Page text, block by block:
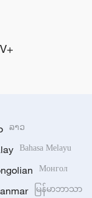
ລາວ
Bahasa Melayu
Монгол
မြန်မာဘာသာ